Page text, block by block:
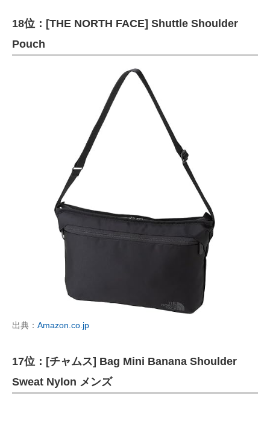
18位：[THE NORTH FACE] Shuttle Shoulder
Pouch
出典： Amazon.co.jp
17位：[チャムス] Bag Mini Banana Shoulder
Sweat Nylon メンズ